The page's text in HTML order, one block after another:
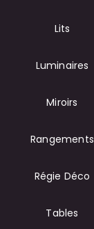
Lits
Luminaires
Miroirs
Rangements
Régie Déco
Tables